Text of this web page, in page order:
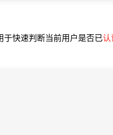
于快速判断当前用户是否已认